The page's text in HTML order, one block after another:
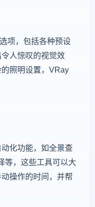
项，包括各种预设
人惊叹的视觉效
照明设置，VRay
化功能，如全景查
等，这些工具可以大
操作的时间，并帮